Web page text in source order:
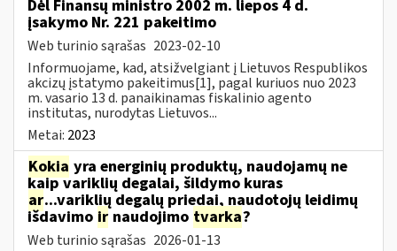
Dėl Finansų ministro 2002 m. liepos 4 d.
įsakymo Nr. 221 pakeitimo
Web turinio sąrašas 2023-02-10
Informuojame, kad, atsižvelgiant į Lietuvos Respublikos
akcizų įstatymo pakeitimus[1], pagal kuriuos nuo 2023
m. vasario 13 d. panaikinamas fiskalinio agento
institutas, nurodytas Lietuvos...
Metai: 2023
Kokia yra energinių produktų, naudojamų ne
kaip variklių degalai, šildymo kuras
ar...variklių degalų priedai, naudotojų leidimų
išdavimo ir naudojimo tvarka?
Web turinio sąrašas 2026-01-13